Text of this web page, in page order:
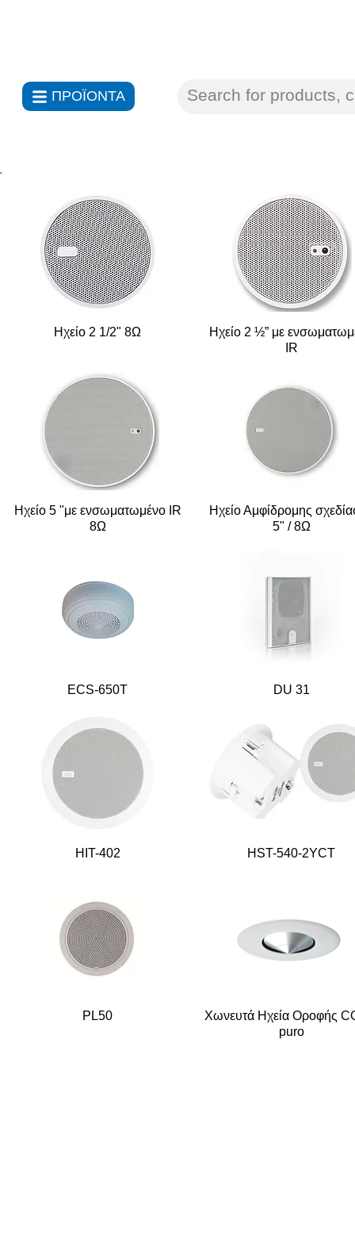
ΠΡΟΪΟΝΤΑ
Ηχείο 2 1/2" 8Ω
Ηχείο 2 ½” με
IR
Ηχείο 5 "με ενσωματωμένο IR
8Ω
Ηχείο Αμφίδρομης
5" / 8Ω
ECS-650T DU 31
HIT-402 HST-540-2YCT
PL50
Χωνευτά Ηχεία Οροφής
puro